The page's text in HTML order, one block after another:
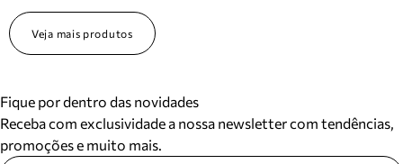
Veja mais produtos
Fique por dentro das novidades
Receba com exclusividade a nossa newsletter com tendências,
promoções e muito mais.